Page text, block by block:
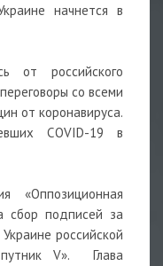
начнется в
от российского
со всеми
от коронавируса.
COVID-19 в
«Оппозиционная
сбор подписей за
российской
V». Глава